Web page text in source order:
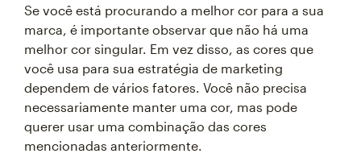
Se você está procurando a melhor cor para a sua
marca, é importante observar que não há uma
melhor cor singular. Em vez disso, as cores que
você usa para sua estratégia de marketing
dependem de vários fatores. Você não precisa
necessariamente manter uma cor, mas pode
querer usar uma combinação das cores
mencionadas anteriormente.